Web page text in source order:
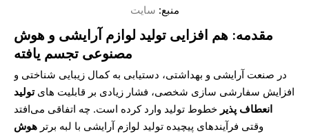
منبع: سایت
مقدمه: هم افزایی تولید لوازم آرایشی و هوش
مصنوعی تجسم یافته
در صنعت آرایشی و بهداشتی، دستیابی به کمال زیبایی شناختی و
افزایش سفارشی سازی شخصی، فشار زیادی بر قابلیت هایتولید
انعطاف پذیر خطوط تولید وارد کرده است. چه اتفاقی می‌افتد
وقتی فرآیندهای پیچیده تولید لوازم آرایشی با لبه برتر هوش